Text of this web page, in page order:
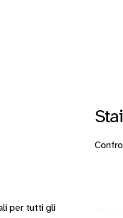
per tutti gli